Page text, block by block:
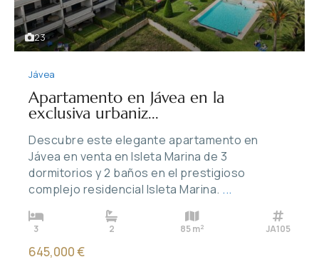
23
Jávea
Apartamento en Jávea en la
exclusiva urbaniz...
Descubre este elegante apartamento en
Jávea en venta en Isleta Marina de 3
dormitorios y 2 baños en el prestigioso
complejo residencial Isleta Marina. ...
3 2 85 m2 JA105
645,000 €